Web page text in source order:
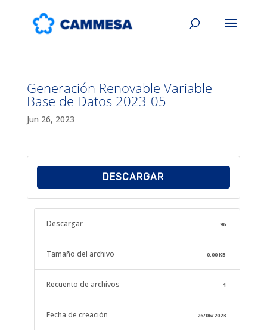
Generación Renovable Variable –
Base de Datos 2023-05
Jun 26, 2023
DESCARGAR
Descargar 96
Tamaño del archivo 0.00 KB
Recuento de archivos 1
Fecha de creación 26/06/2023